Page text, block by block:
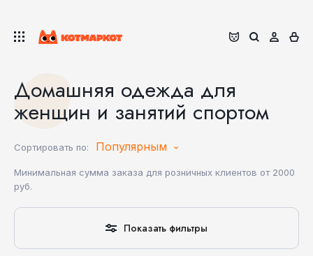
Домашняя одежда для
женщин и занятий спортом
Сортировать по: Популярным
Минимальная сумма заказа для розничных клиентов от 2000
руб.
Показать фильтры